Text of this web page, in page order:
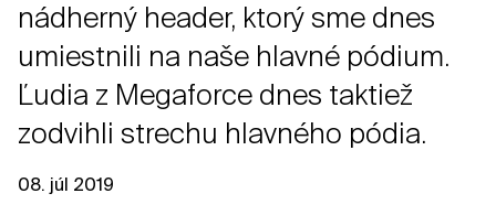
nádherný header, ktorý sme dnes
umiestnili na naše hlavné pódium.
Ľudia z Megaforce dnes taktiež
zodvihli strechu hlavného pódia.
08. júl 2019